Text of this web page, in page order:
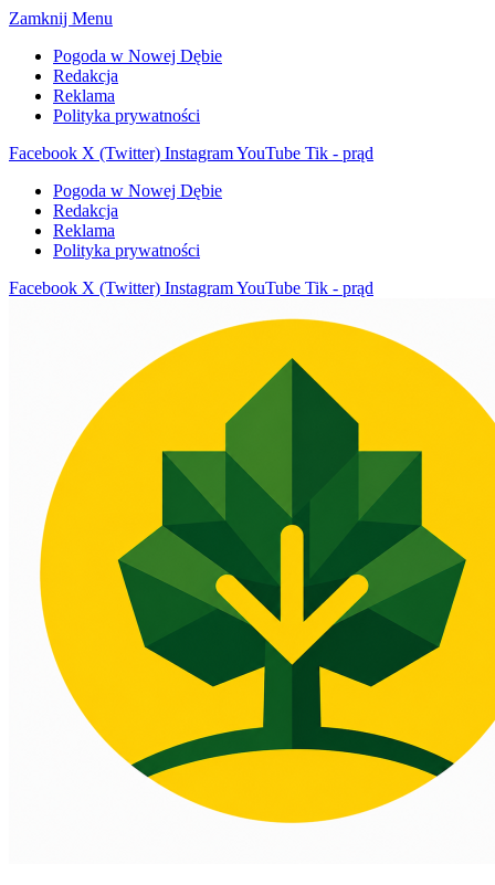
Zamknij Menu
Pogoda w Nowej Dębie
Redakcja
Reklama
Polityka prywatności
Facebook X (Twitter) InstagramYouTube Tik - prąd
Pogoda w Nowej Dębie
Redakcja
Reklama
Polityka prywatności
Facebook X (Twitter) InstagramYouTube Tik - prąd